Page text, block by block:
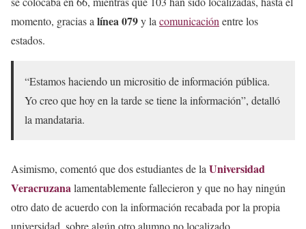
momento, gracias a línea 079y la comunicación entre los
estados.
“Estamos haciendo un micrositio de información pública.
Yo creo que hoy en la tarde se tiene la información”, detalló
la mandataria.
Asimismo, comentó que dos estudiantes de la Universidad
Veracruzanalamentablemente fallecieron y que no hay ningún
otro dato de acuerdo con la información recabada por la propia
universidad, sobre algún otro alumno no localizado.